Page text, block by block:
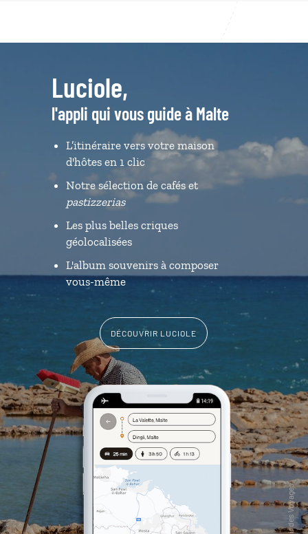
Luciole,
l'appli qui vous guide à Malte
L’itinéraire vers votre maison
d'hôtes en 1 clic
Notre sélection de cafés et
pastizzerias
Les plus belles criques
géolocalisées
L'album souvenirs à composer
vous-même
DÉCOUVRIR LUCIOLE